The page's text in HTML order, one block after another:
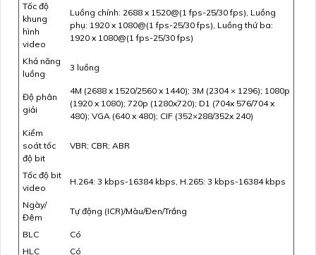
Tốc độ
khung
hình
video
Luồng chính: 2688 x 1520@(1 fps-25/30 fps), Luồng
phụ: 1920 x 1080@(1 fps-25/30 fps), Luồng thứ ba:
1920 x 1080@(1 fps-25/30 fps)
Khả năng
luồng
3 luồng
Độ phân
giải
4M (2688 x 1520/2560 x 1440); 3M (2304 × 1296); 1080p
(1920 x 1080); 720p (1280x720); D1 (704x 576/704 x
480); VGA (640 x 480); CIF (352×288/352x 240)
Kiểm
soát tốc
độ bit
VBR; CBR; ABR
Tốc độ bit
video
H.264: 3 kbps-16384 kbps, H.265: 3 kbps-16384 kbps
Ngày/
Đêm
Tự động (ICR)/Màu/Đen/Trắng
BLC
Có
HLC
Có